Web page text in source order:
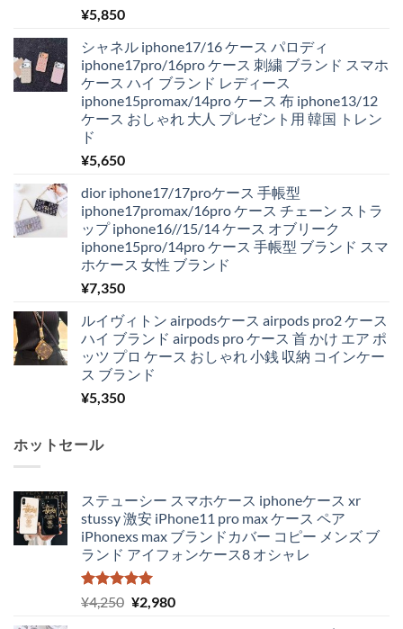
¥5,850
シャネル iphone17/16 ケース パロディ
iphone17pro/16pro ケース 刺繍 ブランド スマホ
ケース ハイ ブランド レディース
iphone15promax/14pro ケース 布 iphone13/12
ケース おしゃれ 大人 プレゼント用 韓国 トレン
ド
¥5,650
dior iphone17/17proケース 手帳型
iphone17promax/16pro ケース チェーン ストラ
ップ iphone16//15/14 ケース オブリーク
iphone15pro/14pro ケース 手帳型 ブランド スマ
ホケース 女性 ブランド
¥7,350
ルイヴィトン airpodsケース airpods pro2 ケース
ハイ ブランド airpods pro ケース 首 かけ エア ポ
ッツ プロ ケース おしゃれ 小銭 収納 コインケー
ス ブランド
¥5,350
ホットセール
ステューシー スマホケース iphoneケース xr
stussy 激安 iPhone11 pro max ケース ペア
iPhonexs max ブランドカバー コピー メンズ ブ
ランド アイフォンケース8 オシャレ
5段階中
5.00
の評価
¥4,250 元
¥2,980現